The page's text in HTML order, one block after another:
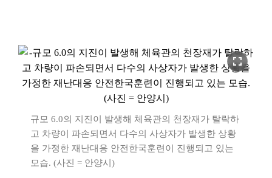
fullscreen
규모 6.0의 지진이 발생해 체육관의 천장재가 탈락하
고 차량이 파손되면서 다수의 사상자가 발생한 상황
을 가정한 재난대응 안전한국훈련이 진행되고 있는
모습. (사진 = 안양시)